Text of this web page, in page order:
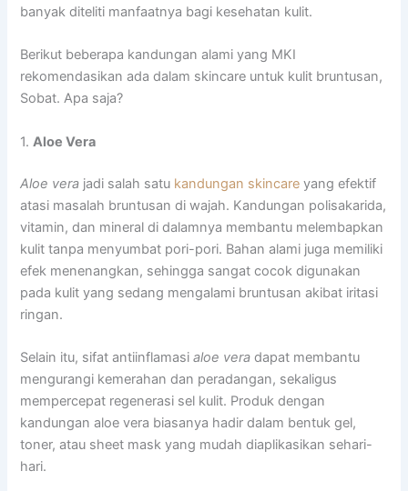
banyak diteliti manfaatnya bagi kesehatan kulit.
Berikut beberapa kandungan alami yang MKI
rekomendasikan ada dalam skincare untuk kulit bruntusan,
Sobat. Apa saja?
1.Aloe Vera
Aloe vera jadi salah satu kandungan skincare yang efektif
atasi masalah bruntusan di wajah. Kandungan polisakarida,
vitamin, dan mineral di dalamnya membantu melembapkan
kulit tanpa menyumbat pori-pori. Bahan alami juga memiliki
efek menenangkan, sehingga sangat cocok digunakan
pada kulit yang sedang mengalami bruntusan akibat iritasi
ringan.
Selain itu, sifat antiinflamasialoe veradapat membantu
mengurangi kemerahan dan peradangan, sekaligus
mempercepat regenerasi sel kulit. Produk dengan
kandungan aloe vera biasanya hadir dalam bentuk gel,
toner, atau sheet mask yang mudah diaplikasikan sehari-
hari.